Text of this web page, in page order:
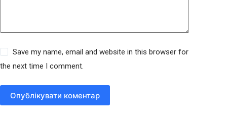
Save my name, email and website in this browser for
the next time I comment.
Опублікувати коментар